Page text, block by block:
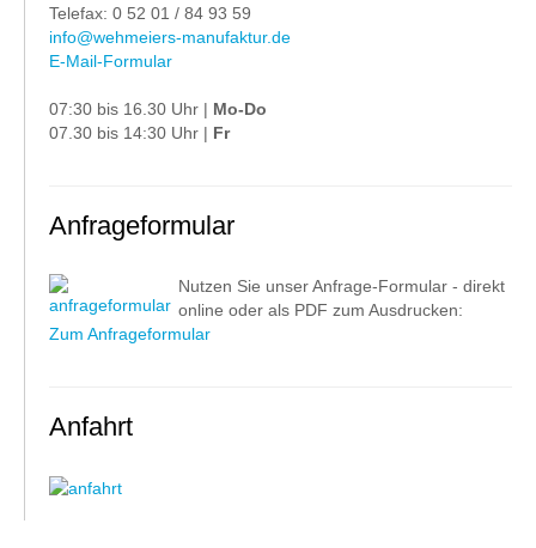
Telefax: 0 52 01 / 84 93 59
info@wehmeiers-manufaktur.de
E-Mail-Formular
07:30 bis 16.30 Uhr | Mo-Do
07.30 bis 14:30 Uhr | Fr
Anfrageformular
Nutzen Sie unser Anfrage-Formular - direkt
online oder als PDF zum Ausdrucken:
Zum Anfrageformular
Anfahrt